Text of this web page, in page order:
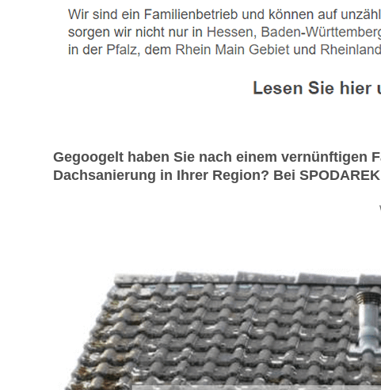
Gegoogelt haben Sie nach einem vernünftigen
Dachsanierung in Ihrer Region? Bei